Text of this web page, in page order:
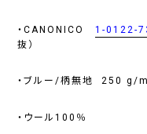
・CANONICO1-0122-
抜）
・ブルー/柄無地 250 g/m
・ウール100％